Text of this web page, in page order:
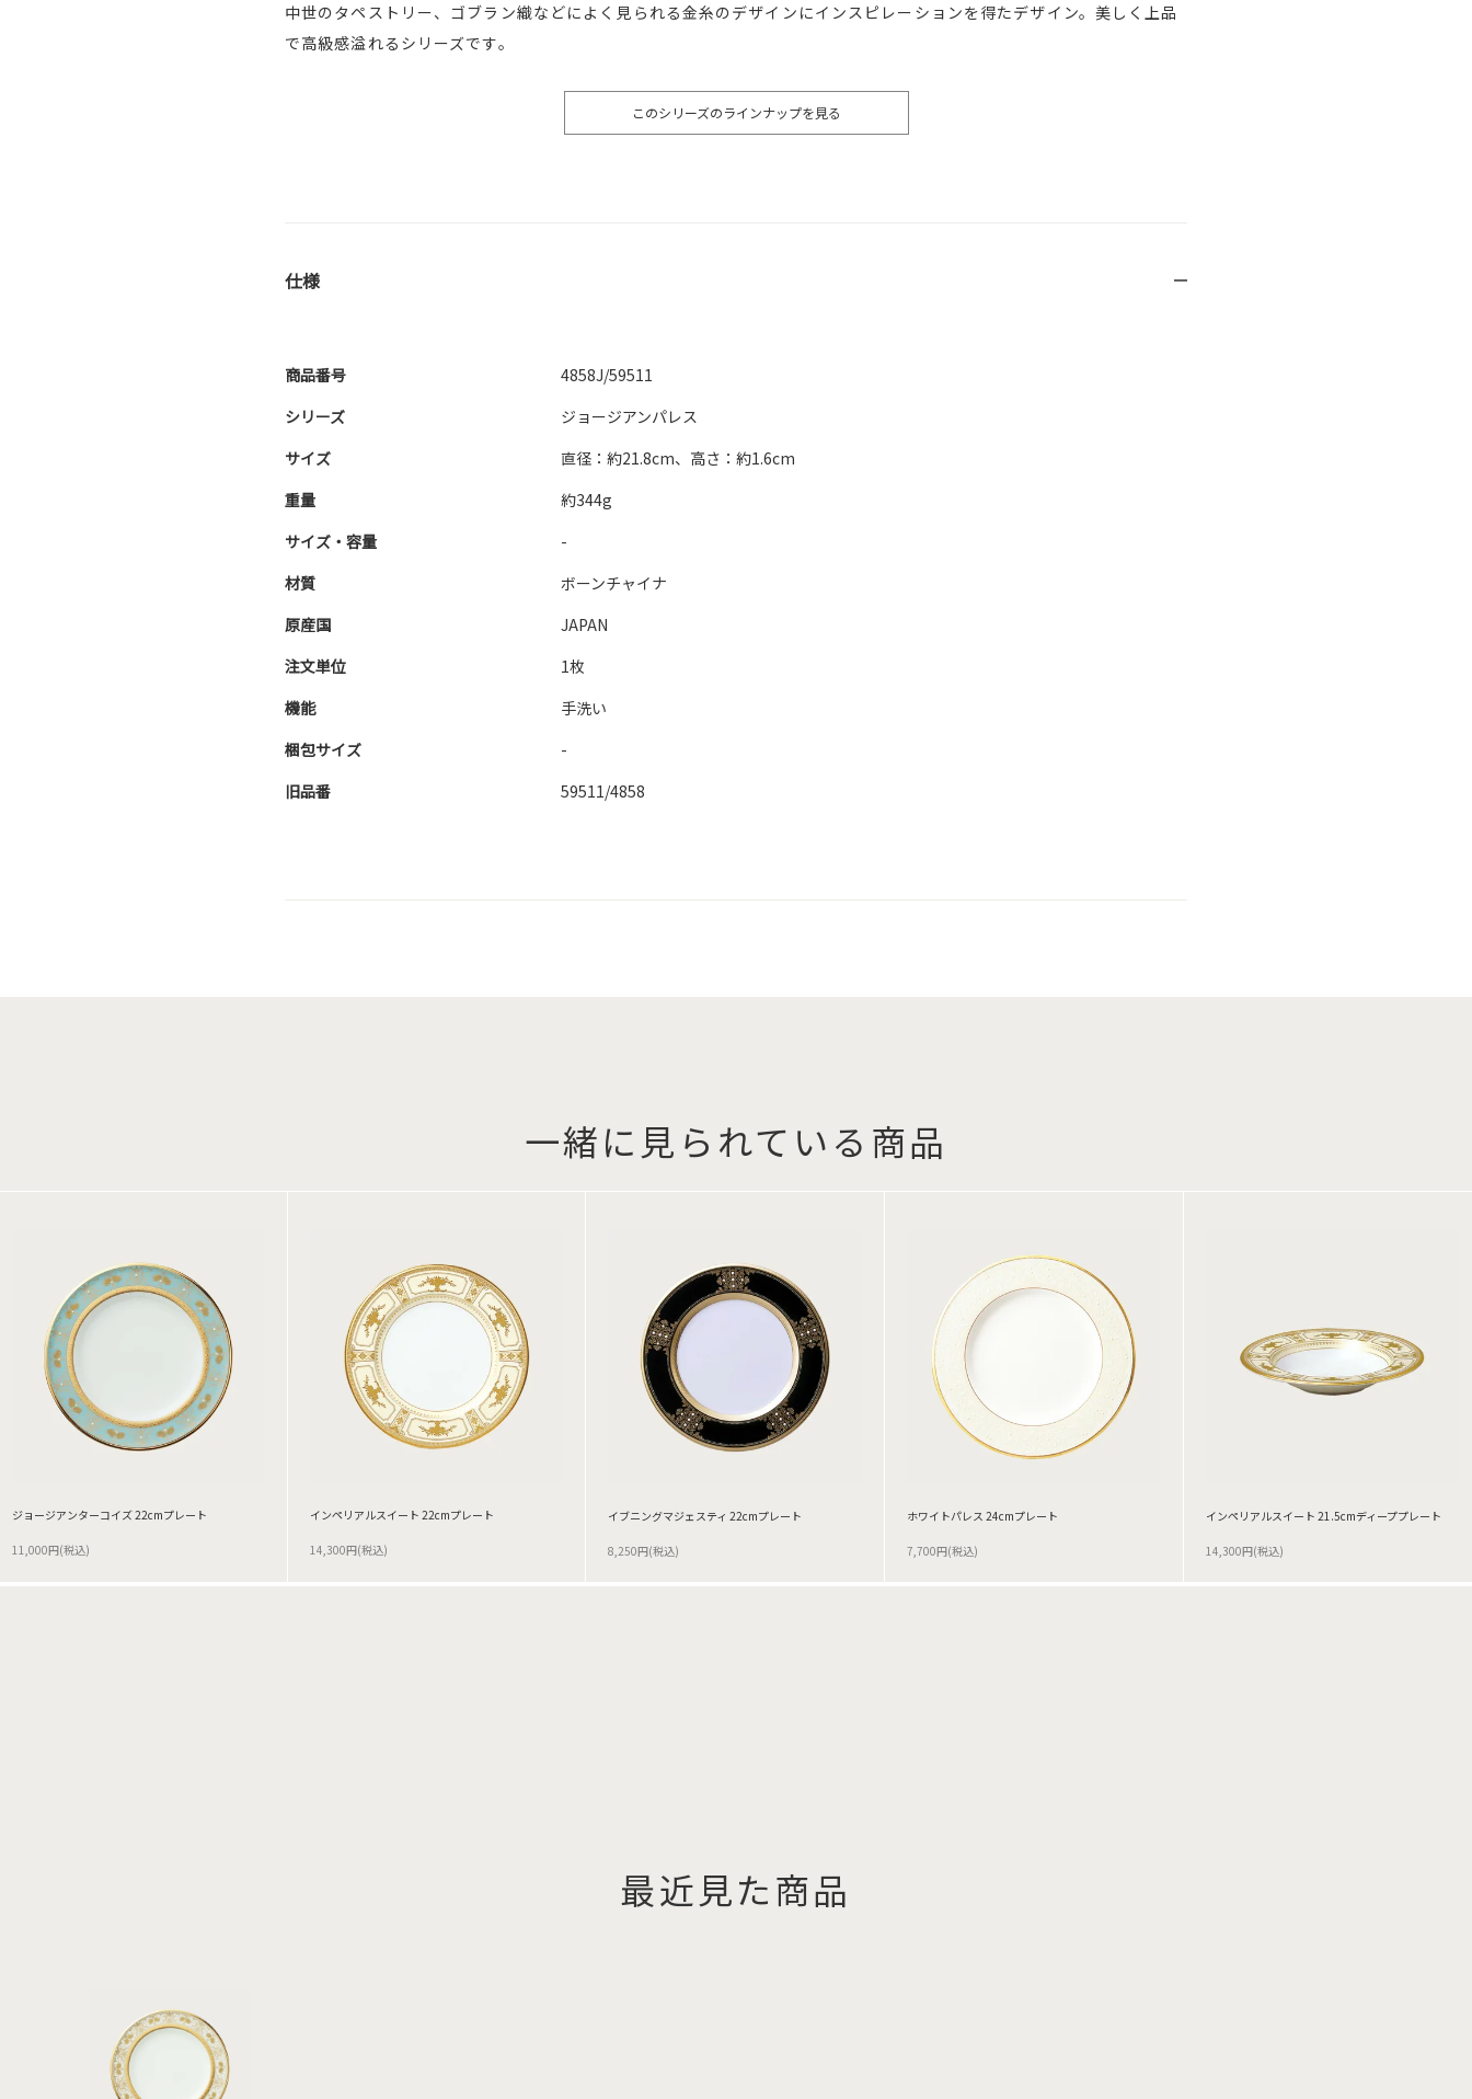
中世のタペストリー、ゴブラン織などによく見られる金糸のデザインにインスピレーションを得たデザイン。美しく上品
で高級感溢れるシリーズです。
このシリーズのラインナップを見る
仕様
商品番号
4858J/59511
シリーズ
ジョージアンパレス
サイズ
直径：約21.8cm、高さ：約1.6cm
重量
約344g
サイズ・容量
-
材質
ボーンチャイナ
原産国
JAPAN
注文単位
1枚
機能
手洗い
梱包サイズ
-
旧品番
59511/4858
一緒に見られている商品
ジョージアンターコイズ 22cmプレート
11,000円(税込)
インペリアルスイート 22cmプレート
14,300円(税込)
イブニングマジェスティ 22cmプレート
8,250円(税込)
ホワイトパレス 24cmプレート
7,700円(税込)
インペリアルスイート 21.5cmディーププレート
14,300円(税込)
最近見た商品